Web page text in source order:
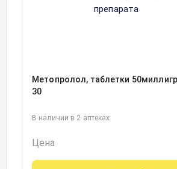
Метопролол, таблетки
30
В наличии в 2 аптеках
Цена